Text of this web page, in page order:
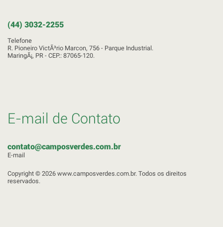
(44) 3032-2255
Telefone
R. Pioneiro VictÃ³rio Marcon, 756 - Parque Industrial.
MaringÃ¡, PR - CEP.: 87065-120.
E-mail de Contato
contato@camposverdes.com.br
E-mail
Copyright © 2026 www.camposverdes.com.br. Todos os direitos
reservados.